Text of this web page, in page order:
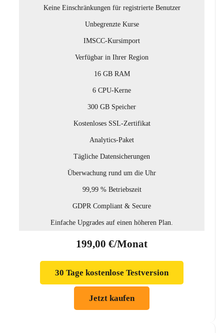
Keine Einschränkungen für registrierte Benutzer
Unbegrenzte Kurse
IMSCC-Kursimport
Verfügbar in Ihrer Region
16 GB RAM
6 CPU-Kerne
300 GB Speicher
Kostenloses SSL-Zertifikat
Analytics-Paket
Tägliche Datensicherungen
Überwachung rund um die Uhr
99,99 % Betriebszeit
GDPR Compliant & Secure
Einfache Upgrades auf einen höheren Plan.
199,00 €/Monat
30 Tage kostenlose Testversion
Jetzt kaufen